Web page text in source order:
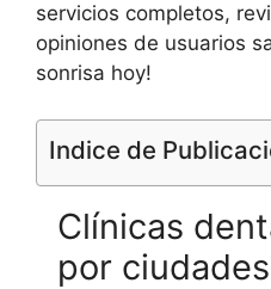
servicios completos,
opiniones de usuarios
sonrisa hoy!
Indice de
Clínicas
por